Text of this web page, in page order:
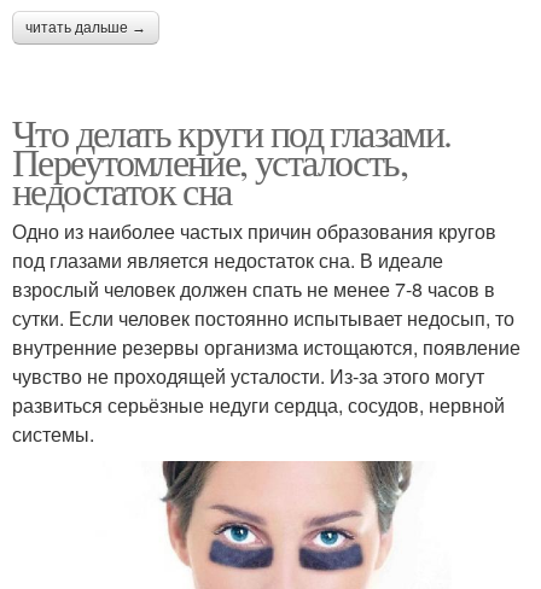
читать дальше →
Что делать круги под глазами.
Переутомление, усталость,
недостаток сна
Одно из наиболее частых причин образования кругов
под глазами является недостаток сна. В идеале
взрослый человек должен спать не менее 7-8 часов в
сутки. Если человек постоянно испытывает недосып, то
внутренние резервы организма истощаются, появление
чувство не проходящей усталости. Из-за этого могут
развиться серьёзные недуги сердца, сосудов, нервной
системы.